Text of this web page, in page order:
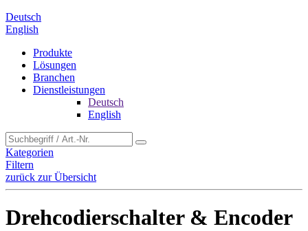
Deutsch
English
Produkte
Lösungen
Branchen
Dienstleistungen
Deutsch
English
Kategorien
Filtern
zurück zur Übersicht
Drehcodierschalter & Encoder